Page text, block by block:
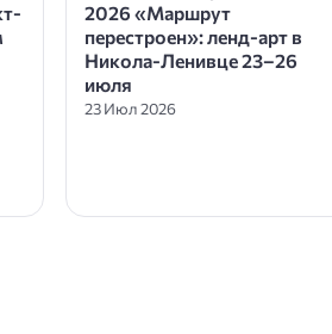
2026 «Маршрут
перестроен»: ленд-арт в
Никола-Ленивце 23–26
июля
23 Июл 2026